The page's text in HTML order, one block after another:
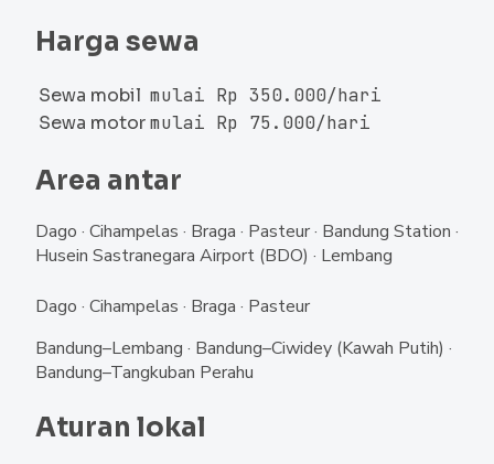
Harga sewa
Sewa mobil mulai Rp 350.000/hari
Sewa motormulai Rp 75.000/hari
Area antar
Dago · Cihampelas · Braga · Pasteur · Bandung Station ·
Husein Sastranegara Airport (BDO) · Lembang
Dago · Cihampelas · Braga · Pasteur
Bandung–Lembang · Bandung–Ciwidey (Kawah Putih) ·
Bandung–Tangkuban Perahu
Aturan lokal